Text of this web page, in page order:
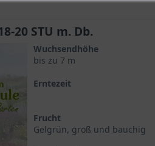
20 STU m. Db.
Wuchsendhöhe
bis zu 7 m
Erntezeit
Frucht
Gelgrün, groß und bauchig